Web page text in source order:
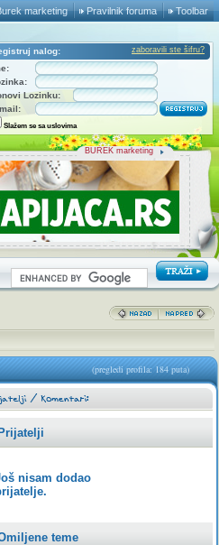
Toolbar
Pravilnik foruma
marketing
nalog: zaboravili ste šifru?
Lozinku:
Slažem se sa uslovima
BUREK marketing
(pregledi profila: 184 puta)
Prijatelji
nisam dodao
teme